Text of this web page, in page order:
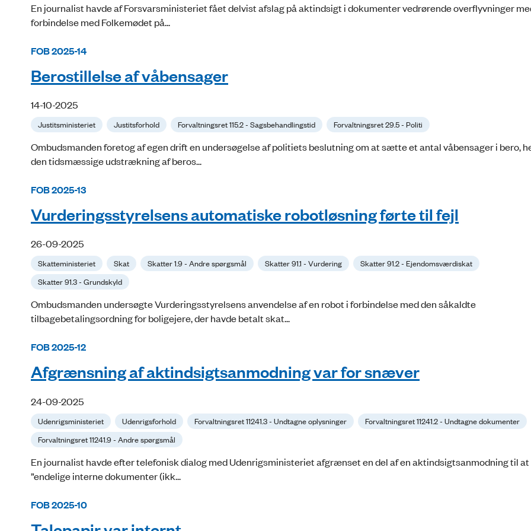
En journalist havde af Forsvarsministeriet fået delvist afslag på aktindsigt i dokumenter vedrørende overflyvninger
forbindelse med Folkemødet på...
FOB 2025-14
Berostillelse af våbensager
14-10-2025
Justitsministeriet Justitsforhold Forvaltningsret 115.2 - Sagsbehandlingstid Forvaltningsret 29.5 - Politi
Ombudsmanden foretog af egen drift en undersøgelse af politiets beslutning om at sætte et antal våbensager i bero,
den tidsmæssige udstrækning af beros...
FOB 2025-13
Vurderingsstyrelsens automatiske robotløsning førte til fejl
26-09-2025
Skatteministeriet Skat Skatter 1.9 - Andre spørgsmål Skatter 91.1 - Vurdering
Skatter 91.2 - Ejendomsværdiskat
Skatter 91.3 - Grundskyld
Ombudsmanden undersøgte Vurderingsstyrelsens anvendelse af en robot i forbindelse med den såkaldte
tilbagebetalingsordning for boligejere, der havde betalt skat...
FOB 2025-12
Afgrænsning af aktindsigtsanmodning var for snæver
24-09-2025
Udenrigsministeriet Udenrigsforhold Forvaltningsret 11241.3 - Undtagne oplysninger
Forvaltningsret 11241.2 - Undtagne dokumenter
Forvaltningsret 11241.9 - Andre spørgsmål
En journalist havde efter telefonisk dialog med Udenrigsministeriet afgrænset en del af en aktindsigtsanmodning til
”endelige interne dokumenter (ikk...
FOB 2025-10